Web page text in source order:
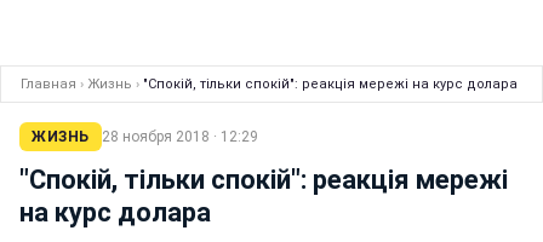
Главная › Жизнь › "Спокій, тільки спокій": реакція мережі на курс долара
ЖИЗНЬ 28 ноября 2018 · 12:29
"Спокій, тільки спокій": реакція мережі
на курс долара